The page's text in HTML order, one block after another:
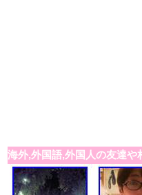
海外,外国語,外国人の友達や